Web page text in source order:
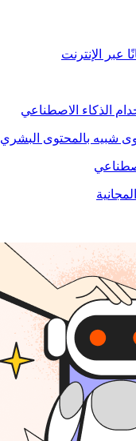
الذكاء الاصطناعي
شبيه بالمحتوى البشري